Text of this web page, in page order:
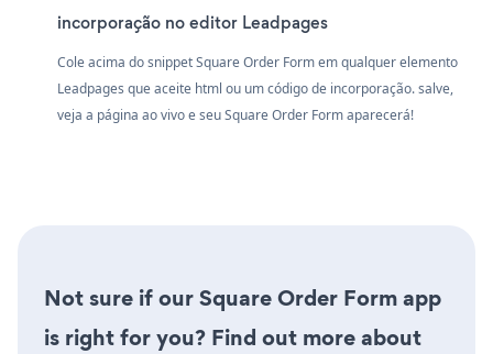
incorporação no editor Leadpages
Cole acima do snippet Square Order Form em qualquer elemento
Leadpages que aceite html ou um código de incorporação. salve,
veja a página ao vivo e seu Square Order Form aparecerá!
Not sure if our Square Order Form app
is right for you? Find out more about